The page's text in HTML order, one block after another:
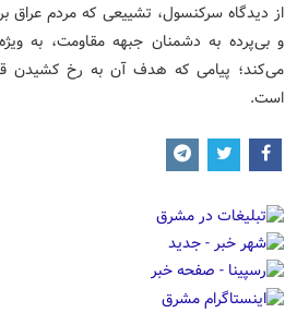
از دیدگاه سرکنسول، تشییعی که مردم عراق
و بی‌پرده به دشمنان جبهه مقاومت، به
می‌کند؛ پیامی که هدف آن به رخ کشیدن
است.